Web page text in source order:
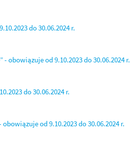
do 30.06.2024 r.
obowiązuje od 9.10.2023 do 30.06.2024 r.
do 30.06.2024 r.
od 9.10.2023 do 30.06.2024 r.